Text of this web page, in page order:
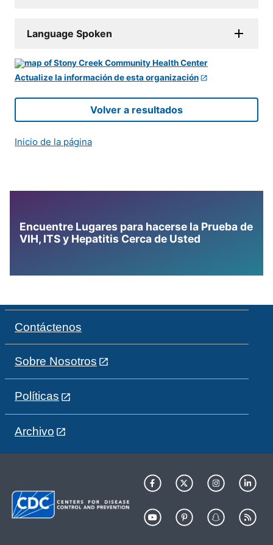
Language Spoken
Actualize la información de esta organización
Volver a resultados
Inicio de la página
Encuentre Lugares para hacerse la Prueba de
VIH, ITS y Hepatitis Cerca de Usted
Contáctenos
Sobre Nosotros
Políticas
Archivo